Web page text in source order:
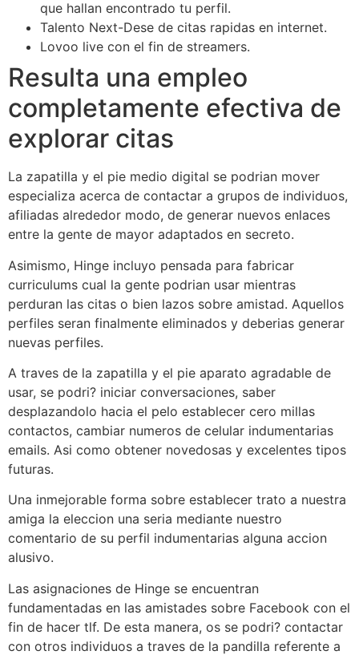
que hallan encontrado tu perfil.
Talento Next-Dese de citas rapidas en internet.
Lovoo live con el fin de streamers.
Resulta una empleo
completamente efectiva de
explorar citas
La zapatilla y el pie medio digital se podri­an mover
especializa acerca de contactar a grupos de individuos,
afiliadas alrededor modo, de generar nuevos enlaces
entre la gente de mayor adaptados en secreto.
Asimismo, Hinge incluyo pensada para fabricar
curriculums cual la gente podrian usar mientras
perduran las citas o bien lazos sobre amistad. Aquellos
perfiles seran finalmente eliminados y deberias generar
nuevas perfiles.
A traves de la zapatilla y el pie aparato agradable de
usar, se podri? iniciar conversaciones, saber
desplazandolo hacia el pelo establecer cero millas
contactos, cambiar numeros de celular indumentarias
emails. Asi como obtener novedosas y excelentes tipos
futuras.
Una inmejorable forma sobre establecer trato a nuestra
amiga la eleccion una seri­a mediante nuestro
comentario de su perfil indumentarias alguna accion
alusivo.
Las asignaciones de Hinge se encuentran
fundamentadas en las amistades sobre Facebook con el
fin de hacer tlf. De esta manera, os se podri? contactar
con otros individuos a traves de la pandilla referente a